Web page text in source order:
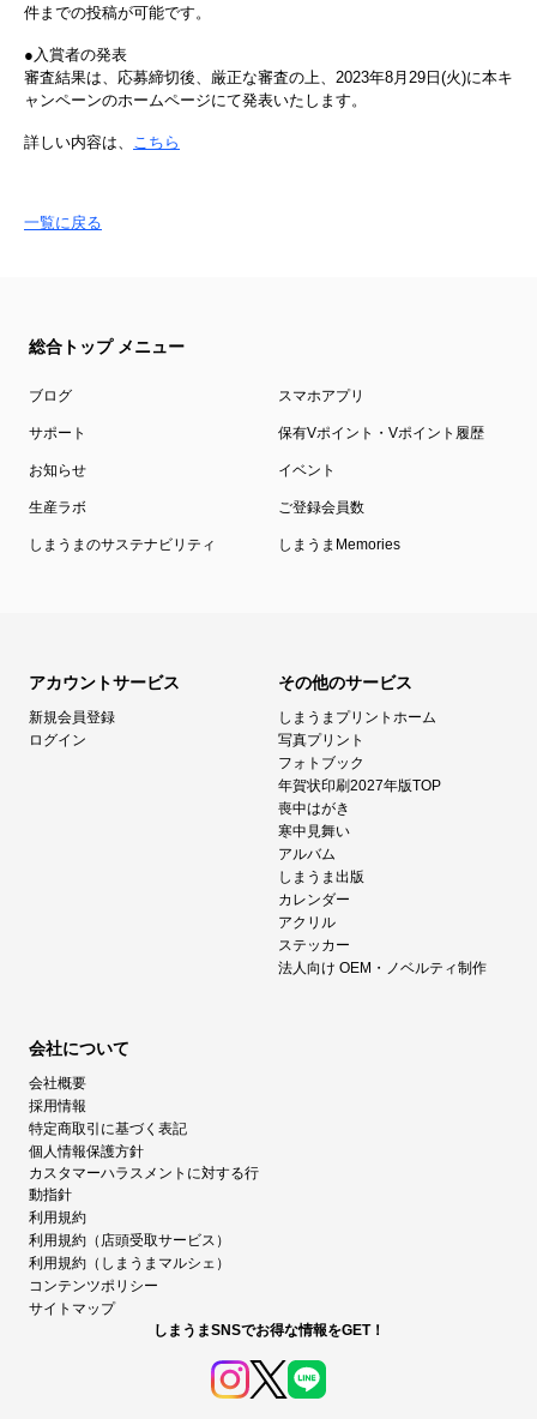
件までの投稿が可能です。
●入賞者の発表
審査結果は、応募締切後、厳正な審査の上、2023年8月29日(火)に本キ
ャンペーンのホームページにて発表いたします。
詳しい内容は、 こちら
一覧に戻る
総合トップ メニュー
ブログ スマホアプリ
サポート 保有Vポイント・Vポイント履歴
お知らせ イベント
生産ラボ ご登録会員数
しまうまのサステナビリティ しまうまMemories
アカウントサービス
新規会員登録
ログイン
その他のサービス
しまうまプリントホーム
写真プリント
フォトブック
年賀状印刷2027年版TOP
喪中はがき
寒中見舞い
アルバム
しまうま出版
カレンダー
アクリル
ステッカー
法人向け OEM・ノベルティ制作
会社について
会社概要
採用情報
特定商取引に基づく表記
個人情報保護方針
カスタマーハラスメントに対する行
動指針
利用規約
利用規約（店頭受取サービス）
利用規約（しまうまマルシェ）
コンテンツポリシー
サイトマップ
しまうまSNSでお得な情報をGET！